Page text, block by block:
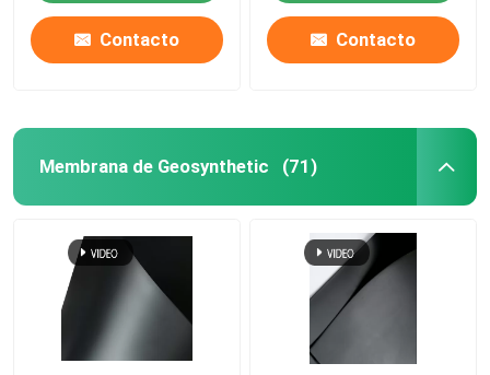
Contacto Contacto
Membrana de Geosynthetic (71)